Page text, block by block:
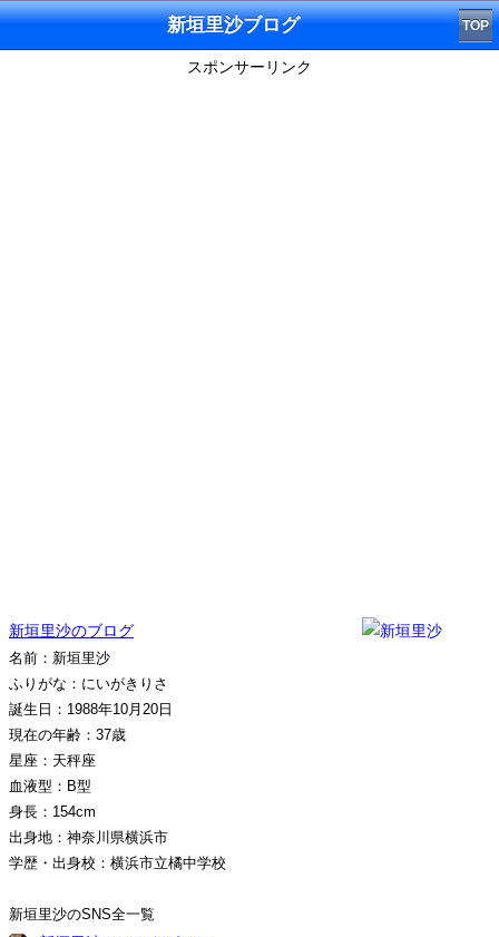
新垣里沙ブログ TOP
スポンサーリンク
新垣里沙のブログ
名前：新垣里沙
ふりがな：にいがきりさ
誕生日：1988年10月20日
現在の年齢：37歳
星座：天秤座
血液型：B型
身長：154cm
出身地：神奈川県横浜市
学歴・出身校：横浜市立橘中学校
新垣里沙のSNS全一覧